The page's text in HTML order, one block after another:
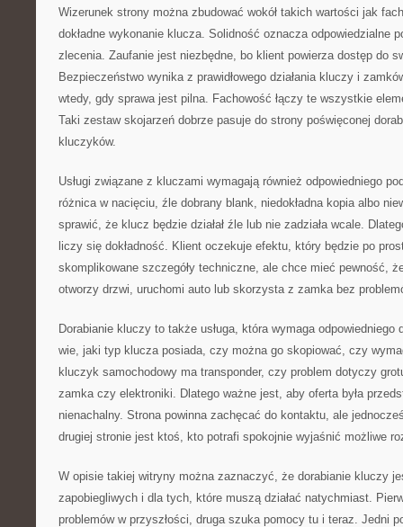
Wizerunek strony można zbudować wokół takich wartości jak
dokładne wykonanie klucza. Solidność oznacza odpowiedzialne
zlecenia. Zaufanie jest niezbędne, bo klient powierza dostęp do
Bezpieczeństwo wynika z prawidłowego działania kluczy i
wtedy, gdy sprawa jest pilna. Fachowość łączy te wszystkie
Taki zestaw skojarzeń dobrze pasuje do strony poświęconej
kluczyków.
Usługi związane z kluczami wymagają również odpowiedniego
różnica w nacięciu, źle dobrany blank, niedokładna kopia albo
sprawić, że klucz będzie działał źle lub nie zadziała wcale.
liczy się dokładność. Klient oczekuje efektu, który będzie po
skomplikowane szczegóły techniczne, ale chce mieć pewność,
otworzy drzwi, uruchomi auto lub skorzysta z zamka bez
Dorabianie kluczy to także usługa, która wymaga
wie, jaki typ klucza posiada, czy można go skopiować, czy
kluczyk samochodowy ma transponder, czy problem dotyczy
zamka czy elektroniki. Dlatego ważne jest, aby oferta była
nienachalny. Strona powinna zachęcać do kontaktu, ale
drugiej stronie jest ktoś, kto potrafi spokojnie wyjaśnić możliwe
W opisie takiej witryny można zaznaczyć, że dorabianie kluczy
zapobiegliwych i dla tych, które muszą działać natychmiast.
problemów w przyszłości, druga szuka pomocy tu i teraz. Jedni